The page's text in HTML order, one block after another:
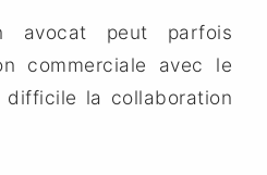
avocat peut parfois
commerciale avec le
la collaboration